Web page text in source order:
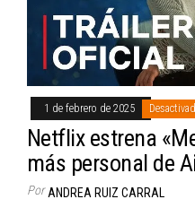
1 de febrero de 2025
Netflix estrena
más personal de
Por ANDREA RUIZ CARRAL